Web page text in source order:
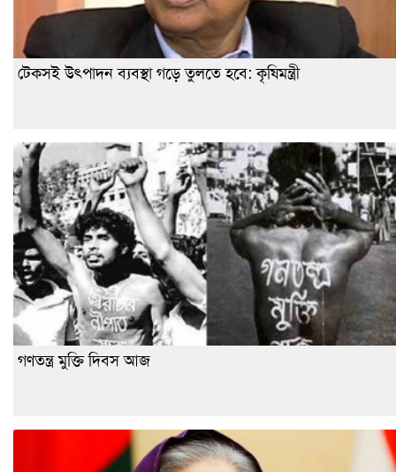
টেকসই উৎপাদন ব্যবস্থা গড়ে তুলতে হবে: কৃষিমন্ত্রী
গণতন্ত্র মুক্তি দিবস আজ